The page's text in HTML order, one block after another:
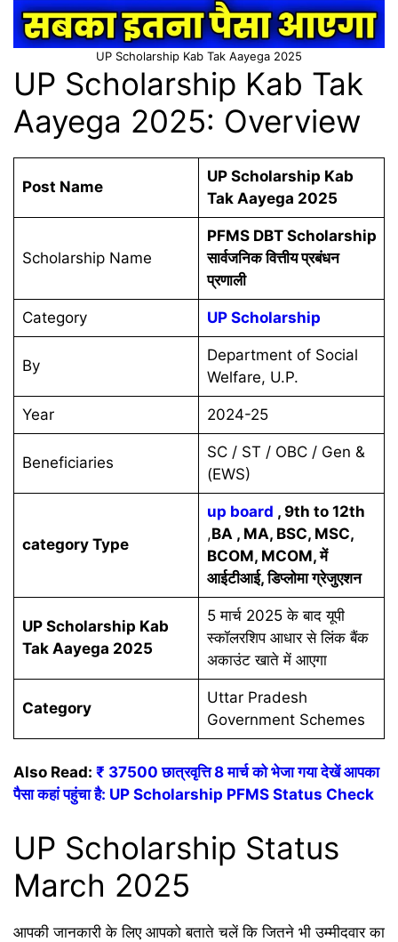
UP Scholarship Kab Tak Aayega 2025
UP Scholarship Kab Tak
Aayega 2025: Overview
Post Name
UP Scholarship Kab
Tak Aayega 2025
Scholarship Name
PFMS DBT Scholarship
सार्वजनिक वित्तीय प्रबंधन
प्रणाली
Category UP Scholarship
By
Department of Social
Welfare, U.P.
Year 2024-25
Beneficiaries
SC / ST / OBC / Gen &
(EWS)
category Type
up board , 9th to 12th
,BA , MA, BSC, MSC,
BCOM, MCOM, में
आईटीआई, डिप्लोमा ग्रेजुएशन
UP Scholarship Kab
Tak Aayega 2025
5 मार्च 2025 के बाद यूपी
स्कॉलरशिप आधार से लिंक बैंक
अकाउंट खाते में आएगा
Category
Uttar Pradesh
Government Schemes
Also Read: ₹ 37500 छात्रवृत्ति 8 मार्च को भेजा गया देखें आपका
पैसा कहां पहुंचा है: UP Scholarship PFMS Status Check
UP Scholarship Status
March 2025
आपकी जानकारी के लिए आपको बताते चलें कि जितने भी उम्मीदवार का